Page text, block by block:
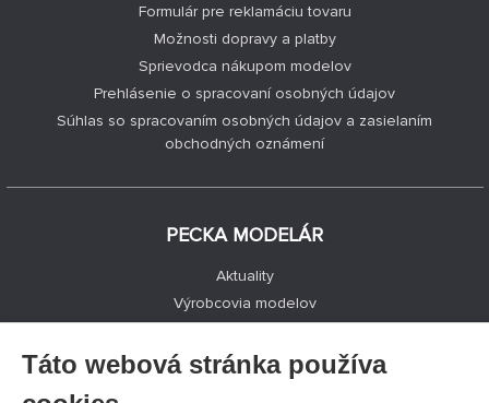
Formulár pre reklamáciu tovaru
Možnosti dopravy a platby
Sprievodca nákupom modelov
Prehlásenie o spracovaní osobných údajov
Súhlas so spracovaním osobných údajov a zasielaním
obchodných oznámení
PECKA MODELÁR
Aktuality
Výrobcovia modelov
Kontakty
Táto webová stránka používa